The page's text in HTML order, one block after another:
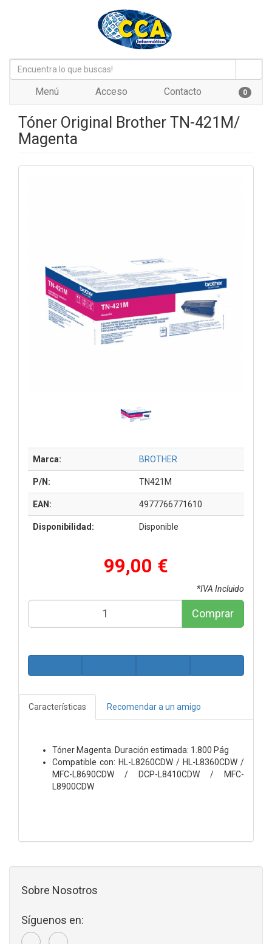
Menú Acceso Contacto 0
Tóner Original Brother TN-421M/
Magenta
Marca: BROTHER
P/N: TN421M
EAN: 4977766771610
Disponibilidad: Disponible
99,00 €
*IVA Incluido
Comprar
Características Recomendar a un amigo
Tóner Magenta. Duración estimada: 1.800 Pág
Compatible con: HL-L8260CDW / HL-L8360CDW /
MFC-L8690CDW / DCP-L8410CDW / MFC-
L8900CDW
Sobre Nosotros
Síguenos en: